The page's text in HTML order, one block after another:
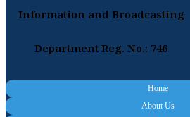
Information and Broadcasting
Department Reg. No.: 746
Home
About Us